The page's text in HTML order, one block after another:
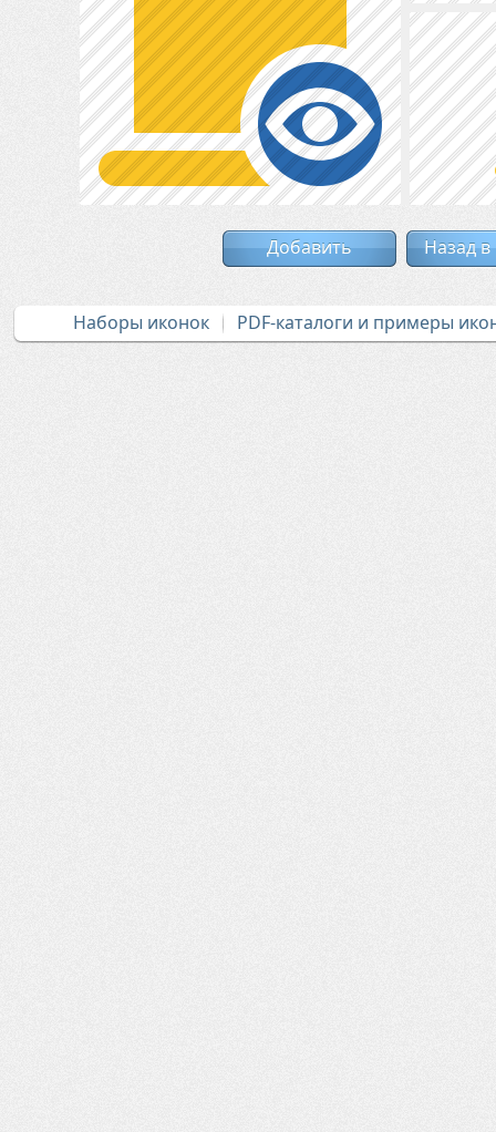
Добавить Назад в
Наборы иконок PDF-каталоги и примеры